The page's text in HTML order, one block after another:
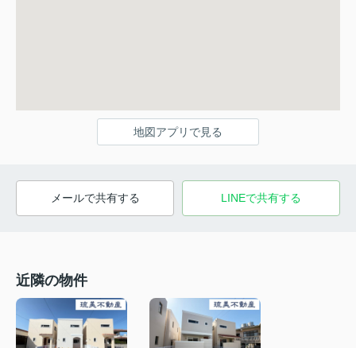
地図アプリで見る
メールで共有する LINEで共有する
近隣の物件